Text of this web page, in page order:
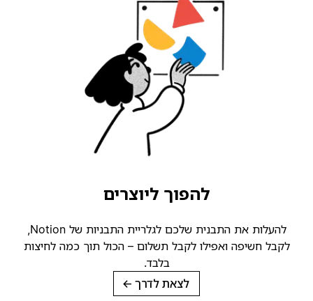
להפוך ליוצרים
להעלות את התבנית שלכם לגלריית התבניות של Notion,
לקבל חשיפה ואפילו לקבל תשלום – הכול תוך כמה לחיצות
בלבד.
לצאת לדרך→